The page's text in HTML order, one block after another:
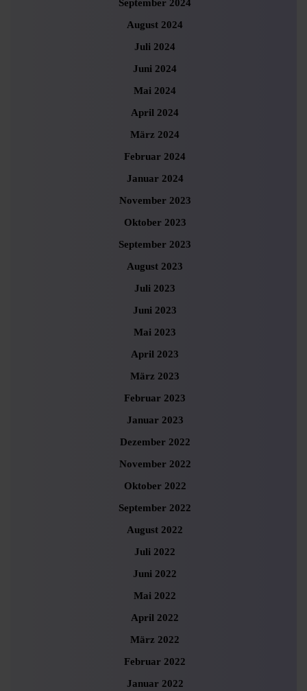
September 2024
August 2024
Juli 2024
Juni 2024
Mai 2024
April 2024
März 2024
Februar 2024
Januar 2024
November 2023
Oktober 2023
September 2023
August 2023
Juli 2023
Juni 2023
Mai 2023
April 2023
März 2023
Februar 2023
Januar 2023
Dezember 2022
November 2022
Oktober 2022
September 2022
August 2022
Juli 2022
Juni 2022
Mai 2022
April 2022
März 2022
Februar 2022
Januar 2022